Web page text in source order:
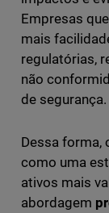
Empresas
mais
regulatórias,
não
de segurança.
Dessa forma,
como uma
ativos mais
abordagem